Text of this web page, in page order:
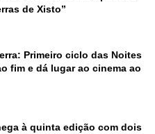
de Xisto”
Primeiro ciclo das Noites
fim e dá lugar ao cinema ao
à quinta edição com dois